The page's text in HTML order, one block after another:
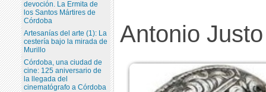
Antonio
devoción. La Ermita de
los Santos Mártires de
Córdoba
Artesanías del arte (1): La
cestería bajo la mirada de
Murillo
Córdoba, una ciudad de
cine: 125 aniversario de
la llegada del
cinematógrafo a Córdoba